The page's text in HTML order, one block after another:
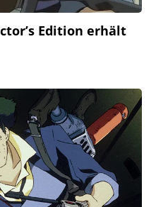
Edition erhält